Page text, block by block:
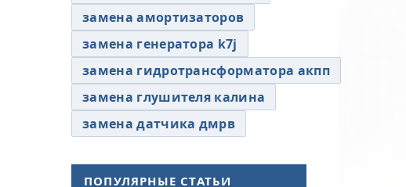
замена амортизаторов
замена генератора k7j
замена гидротрансформатора акпп
замена глушителя калина
замена датчика дмрв
ПОПУЛЯРНЫЕ СТАТЬИ